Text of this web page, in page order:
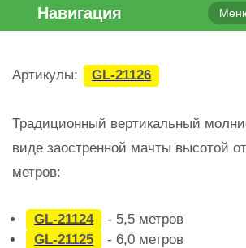
Навигация
Артикулы: GL-21126
Традиционный вертикальный
виде заостренной мачты высотой
метров:
GL-21124
- 5,5 метров
GL-21125
- 6,0 метров